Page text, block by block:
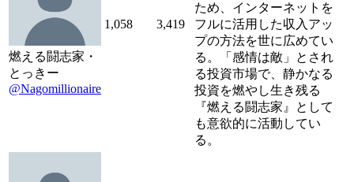
燃える闘志家・
とっきー
@Nagomillionaire
1,058 3,419
ため、インターネットを
フルに活用した収入アッ
プの方法を世に広めてい
る。「感情は敵」とされ
る投資市場で、静かなる
投資を燃やし生き残る
『燃える闘志家』として
も意欲的に活動してい
る。